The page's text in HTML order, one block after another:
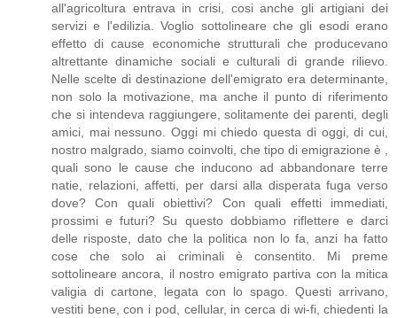
all'agricoltura entrava in crisi, cosi anche gli artigiani dei
servizi e l'edilizia. Voglio sottolineare che gli esodi erano
effetto di cause economiche strutturali che producevano
altrettante dinamiche sociali e culturali di grande rilievo.
Nelle scelte di destinazione dell'emigrato era determinante,
non solo la motivazione, ma anche il punto di riferimento
che si intendeva raggiungere, solitamente dei parenti, degli
amici, mai nessuno. Oggi mi chiedo questa di oggi, di cui,
nostro malgrado, siamo coinvolti, che tipo di emigrazione è ,
quali sono le cause che inducono ad abbandonare terre
natie, relazioni, affetti, per darsi alla disperata fuga verso
dove? Con quali obiettivi? Con quali effetti immediati,
prossimi e futuri? Su questo dobbiamo riflettere e darci
delle risposte, dato che la politica non lo fa, anzi ha fatto
cose che solo ai criminali è consentito. Mi preme
sottolineare ancora, il nostro emigrato partiva con la mitica
valigia di cartone, legata con lo spago. Questi arrivano,
vestiti bene, con i pod, cellular, in cerca di wi-fi, chiedenti la